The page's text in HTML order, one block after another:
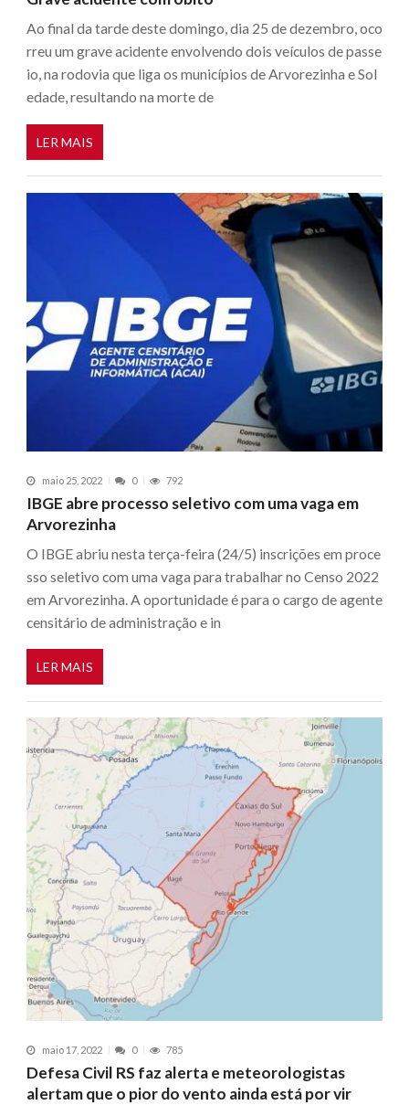
Ao final da tarde deste domingo, dia 25 de dezembro, oco
rreu um grave acidente envolvendo dois veículos de passe
io, na rodovia que liga os municípios de Arvorezinha e Sol
edade, resultando na morte de
LER MAIS
maio 25, 2022 0 792
IBGE abre processo seletivo com uma vaga em
Arvorezinha
O IBGE abriu nesta terça-feira (24/5) inscrições em proce
sso seletivo com uma vaga para trabalhar no Censo 2022
em Arvorezinha. A oportunidade é para o cargo de agente
censitário de administração e in
LER MAIS
maio 17, 2022 0 785
Defesa Civil RS faz alerta e meteorologistas
alertam que o pior do vento ainda está por vir